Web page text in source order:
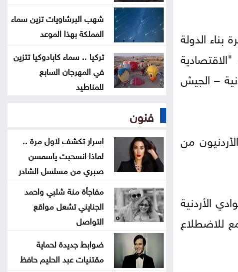
في مسيرة بناء الدولة
– الجيش
من
الأردنية
للاضطلاع
الأردن يدين التفجير الإرهابي الذي
استهدف حافلة في جرمانا بريف دمشق
غوتيريش يدعو روسيا وأوكرانيا إلى
تجنب استهداف المدنيين
المنتجات تحمل علامات تجارية مقلدة
شهب البرشاويات تزين سماء
المملكة بهذا الموعد
تركيا .. سماء كابادوكيا تتزين
في المهرجان السابع
للمناطيد
فنون
اسرار تكشف لاول مرة ..
لماذا انسحبت ياسمسن
صبري من مسلسل الشادر
مفاجأة منة شلبي واحمد
الجنايني تشعل مواقع
التواصل
ضوابط جديدة لحماية
مقتنيات عبد الحليم حافظ